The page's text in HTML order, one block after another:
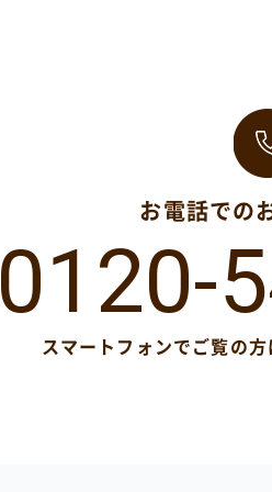
お電話での
0120-
スマートフォンでご覧の方